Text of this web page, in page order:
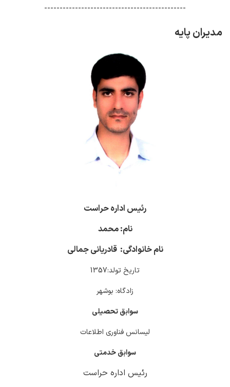
----------------------------------------------
مدیران پایه
رئیس اداره حراست
نام: محمد
نام خانوادگی: قادریانی جمالی
تاریخ تولد:1357
زادگاه: بوشهر
سوابق تحصیلی
لیسانس فناوری اطلاعات
سوابق خدمتی
رئیس اداره حراست